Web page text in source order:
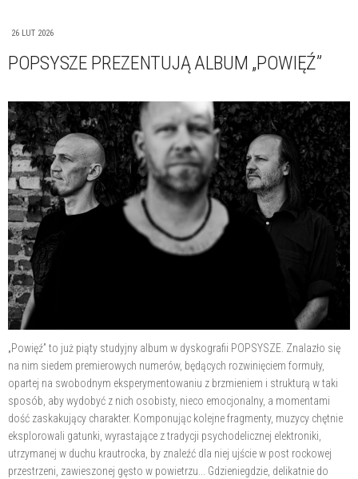
26 LUT 2026
POPSYSZE PREZENTUJĄ ALBUM „POWIĘŹ”
„Powięź” to już piąty studyjny album w dyskografii POPSYSZE. Znalazło się
na nim siedem premierowych numerów, będących rozwinięciem formuły,
opartej na swobodnym eksperymentowaniu z brzmieniem i strukturą w taki
sposób, aby wydobyć z nich osobisty, nieco emocjonalny, a momentami
dość zaskakujący charakter. Komponując kolejne fragmenty, muzycy chętnie
eksplorowali gatunki, wyrastające z tradycji psychodelicznej elektroniki,
utrzymanej w duchu krautrocka, by znaleźć dla niej ujście w post rockowej
przestrzeni, zawieszonej gęsto w powietrzu... Gdzieniegdzie, delikatnie do